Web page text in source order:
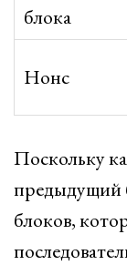
блока
Нонс
Поскольку
предыдущий
блоков,